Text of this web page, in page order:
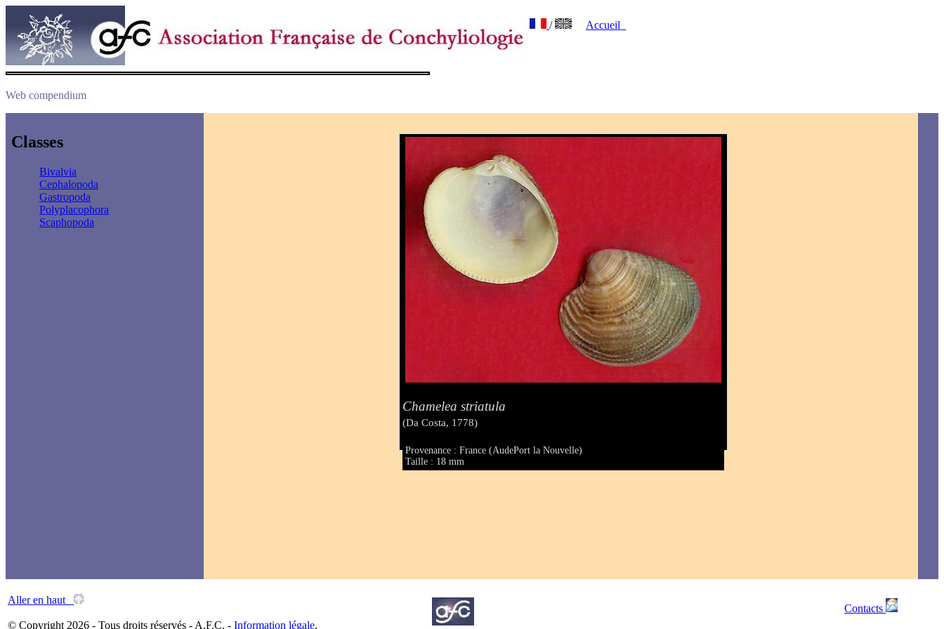
/ Accueil
Web compendium
Classes
Bivalvia
Cephalopoda
Gastropoda
Polyplacophora
Scaphopoda
Chamelea striatula
(Da Costa, 1778)
Provenance : France (AudePort la Nouvelle)
Taille : 18 mm
Aller en haut
© Copyright 2026 - Tous droits réservés - A.F.C. - Information légale.
Contacts